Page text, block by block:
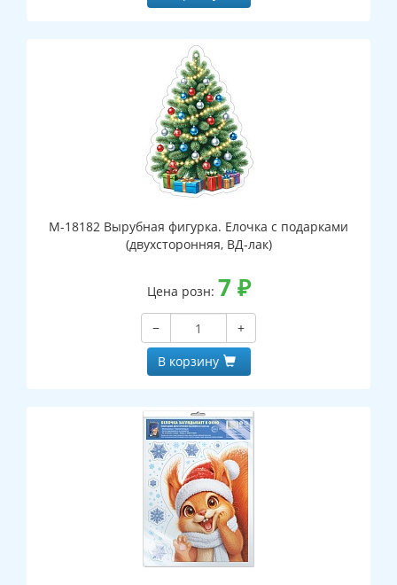
М-18182 Вырубная фигурка. Елочка с подарками
(двухсторонняя, ВД-лак)
Цена розн: 7 ₽
−
+
В корзину